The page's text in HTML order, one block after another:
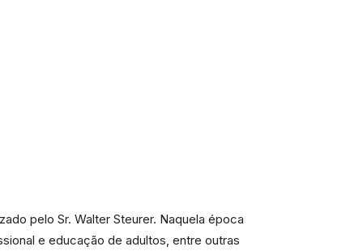
pelo Sr. Walter Steurer. Naquela época
e educação de adultos, entre outras